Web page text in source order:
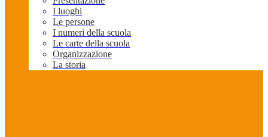
I luoghi
Le persone
I numeri della scuola
Le carte della scuola
Organizzazione
La storia